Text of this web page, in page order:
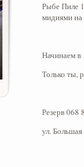
Рыбе Пиле
мидиями
Начинаем в
Только ты,
Резерв 068
ул. Большая